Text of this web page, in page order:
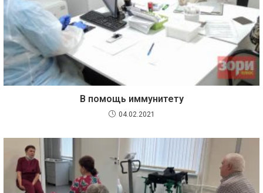
В помощь иммунитету
04.02.2021